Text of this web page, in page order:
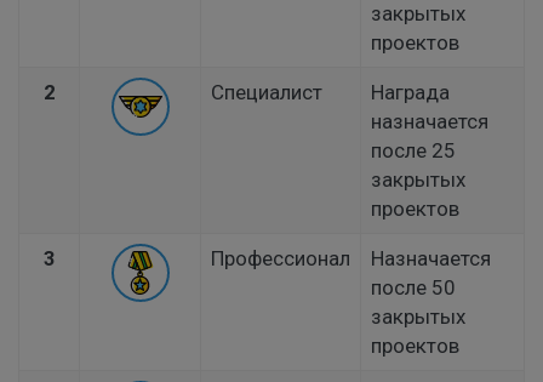
закрытых
проектов
2 Специалист
Награда
назначается
после 25
закрытых
проектов
3 Профессионал
Назначается
после 50
закрытых
проектов